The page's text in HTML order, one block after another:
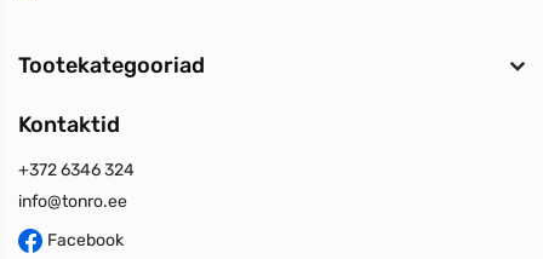
Tootekategooriad
Kontaktid
+372 6346 324
info@tonro.ee
Facebook